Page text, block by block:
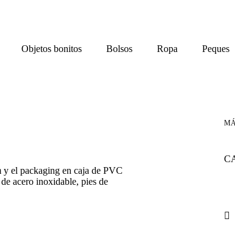
Objetos bonitos Bolsos Ropa Peques
y el packaging en caja de PVC
acero inoxidable, pies de